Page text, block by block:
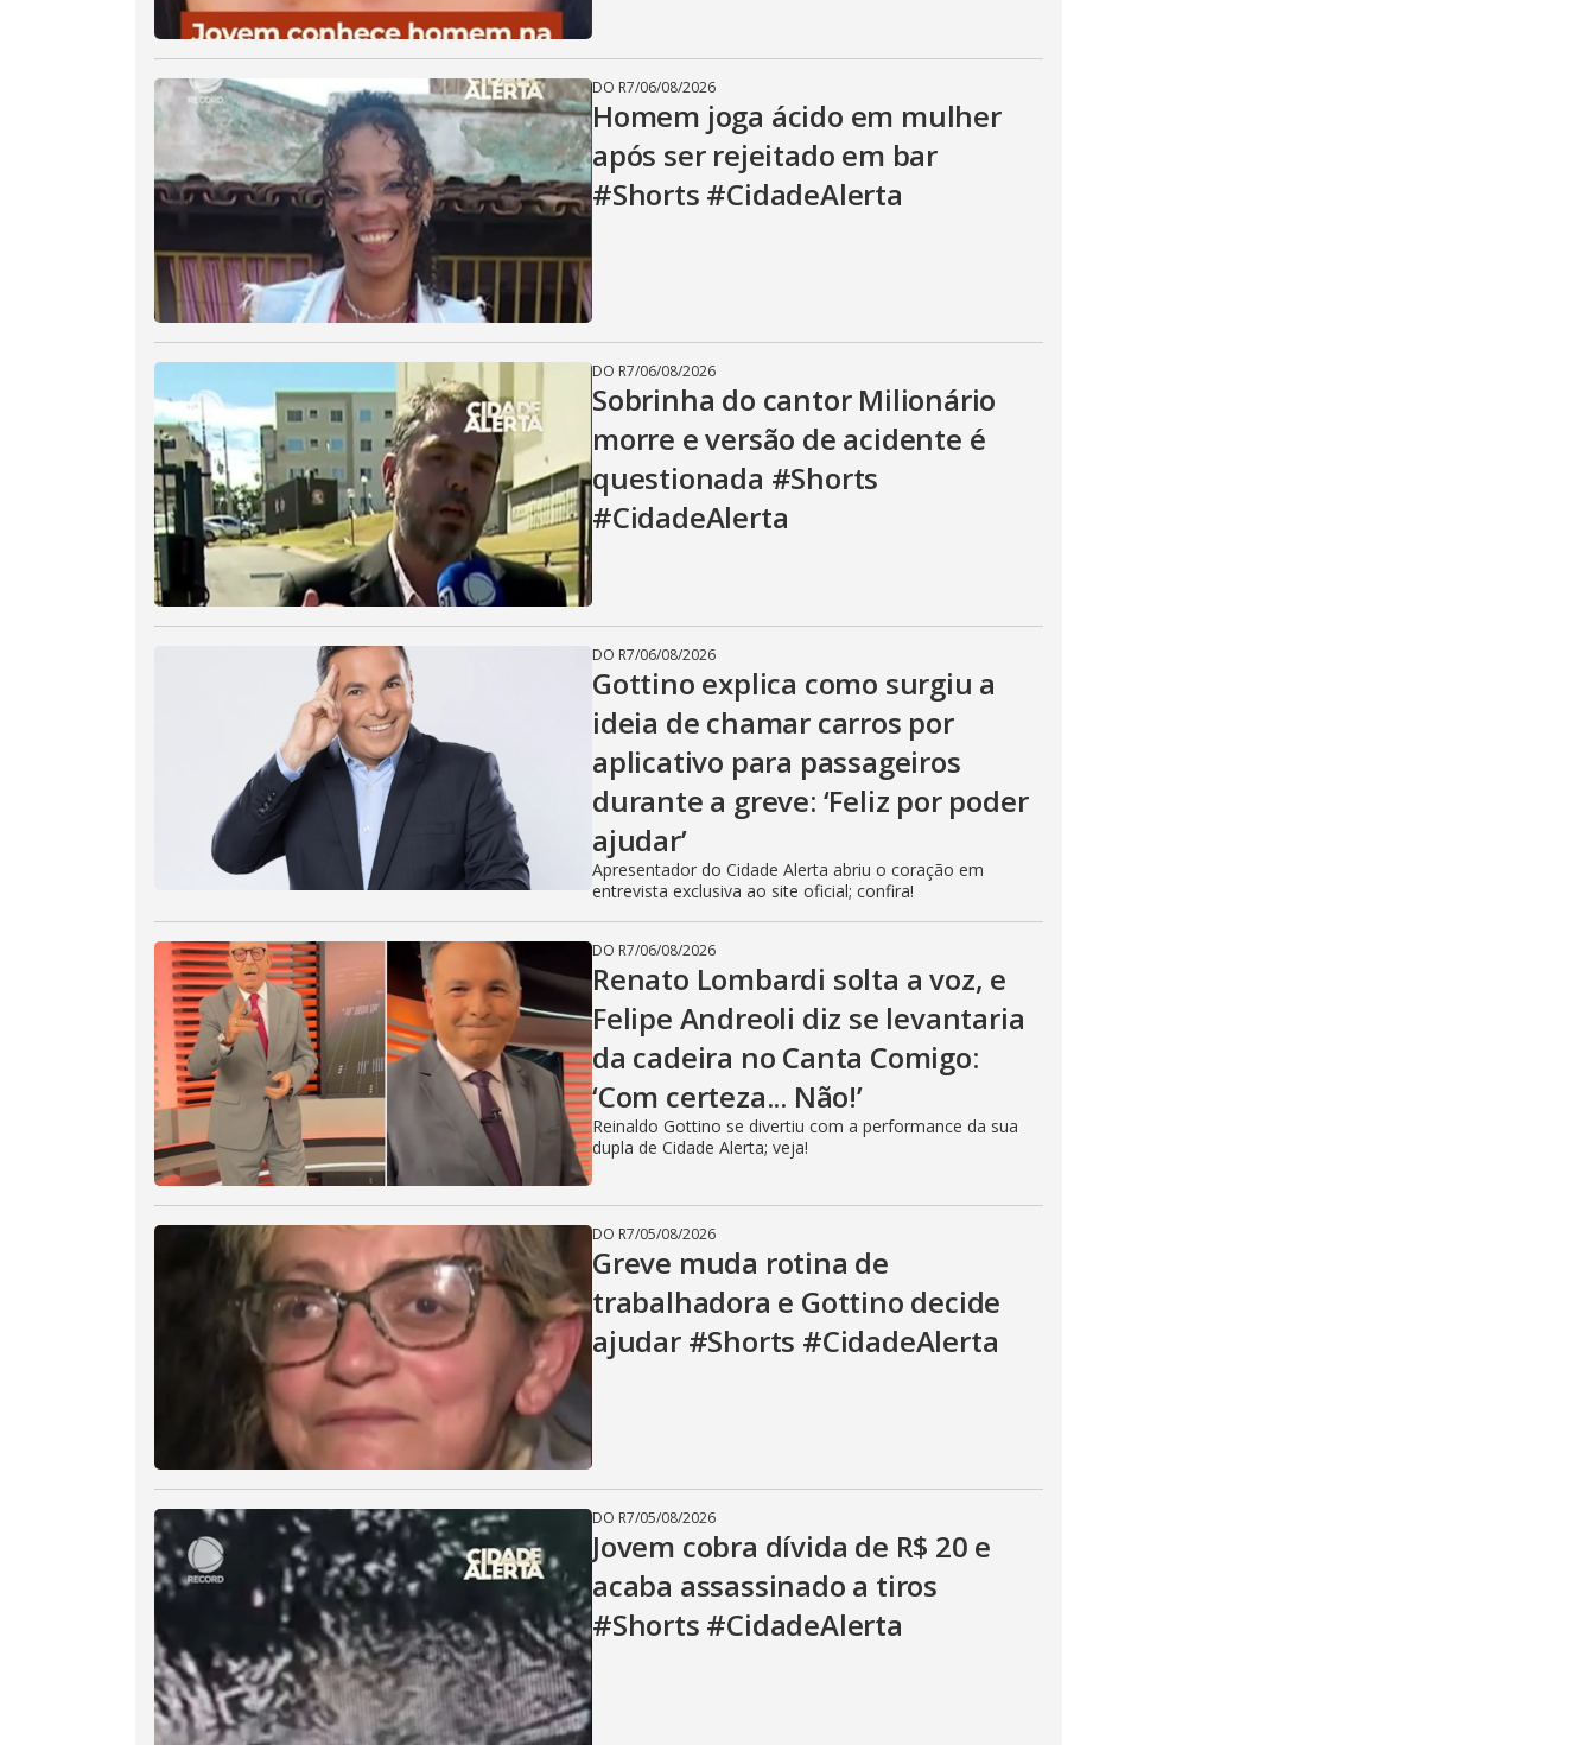
DO R7/06/08/2026
Homem joga ácido em mulher
após ser rejeitado em bar
#Shorts #CidadeAlerta
DO R7/06/08/2026
Sobrinha do cantor Milionário
morre e versão de acidente é
questionada #Shorts
#CidadeAlerta
DO R7/06/08/2026
Gottino explica como surgiu a
ideia de chamar carros por
aplicativo para passageiros
durante a greve: ‘Feliz por poder
ajudar’
Apresentador do Cidade Alerta abriu o coração em
entrevista exclusiva ao site oficial; confira!
DO R7/06/08/2026
Renato Lombardi solta a voz, e
Felipe Andreoli diz se levantaria
da cadeira no Canta Comigo:
‘Com certeza... Não!’
Reinaldo Gottino se divertiu com a performance da sua
dupla de Cidade Alerta; veja!
DO R7/05/08/2026
Greve muda rotina de
trabalhadora e Gottino decide
ajudar #Shorts #CidadeAlerta
DO R7/05/08/2026
Jovem cobra dívida de R$ 20 e
acaba assassinado a tiros
#Shorts #CidadeAlerta